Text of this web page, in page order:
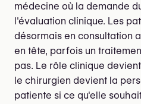
médecine où la demande
l'évaluation clinique. Les
désormais en consultation
en tête, parfois un
pas. Le rôle clinique
le chirurgien devient la
patiente si ce qu'elle